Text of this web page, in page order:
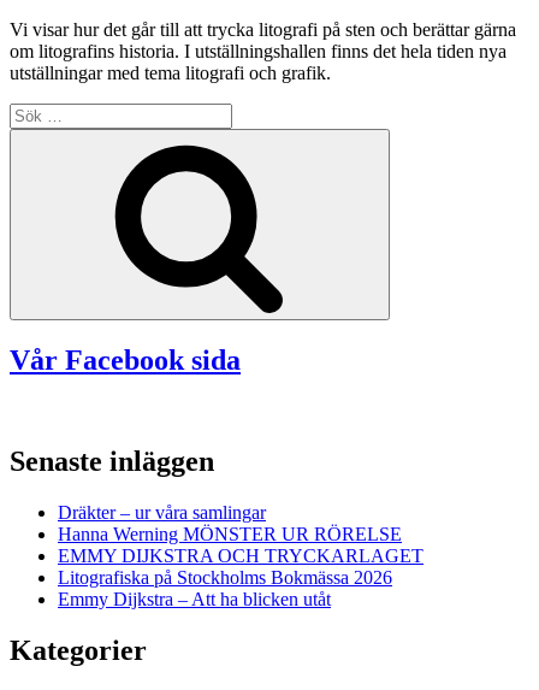
Vi visar hur det går till att trycka litografi på sten och berättar gärna
om litografins historia. I utställningshallen finns det hela tiden nya
utställningar med tema litografi och grafik.
Sök
efter:
Vår Facebook sida
Senaste inläggen
Dräkter – ur våra samlingar
Hanna Werning MÖNSTER UR RÖRELSE
EMMY DIJKSTRA OCH TRYCKARLAGET
Litografiska på Stockholms Bokmässa 2026
Emmy Dijkstra – Att ha blicken utåt
Kategorier